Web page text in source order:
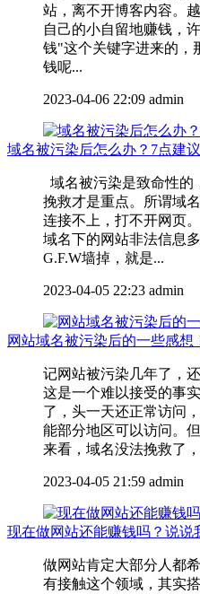
站，离不开博客内容。
自己的小自留地赚钱，
钱"这个关键字进来的，
钱呢...
2023-04-06 22:09 admin
域名被污染后怎么办？7点建
域名被污染是致命性的
挽救才是重点。所谓域
连接不上，打不开网页
域名下的网站非法信息
G.F.W墙掉，就是...
2023-04-05 22:23 admin
网站域名被污染后的一些感想
记网站被污染几年了，
这是一个难以接受的事
了，头一天还正常访问
能部分地区可以访问。
来看，域名没法挽救了
2023-04-05 21:59 admin
现在做网站还能赚钱吗？说说
做网站肯定大部分人都
有接触这个领域，其实